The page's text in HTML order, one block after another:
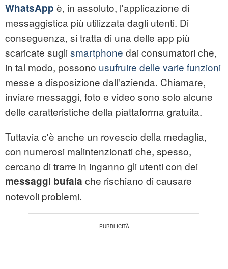
WhatsApp è, in assoluto, l'applicazione di
messaggistica più utilizzata dagli utenti. Di
conseguenza, si tratta di una delle app più
scaricate sugli smartphone dai consumatori che,
in tal modo, possono usufruire delle varie funzioni
messe a disposizione dall'azienda. Chiamare,
inviare messaggi, foto e video sono solo alcune
delle caratteristiche della piattaforma gratuita.
Tuttavia c'è anche un rovescio della medaglia,
con numerosi malintenzionati che, spesso,
cercano di trarre in inganno gli utenti con dei
messaggi bufala che rischiano di causare
notevoli problemi.